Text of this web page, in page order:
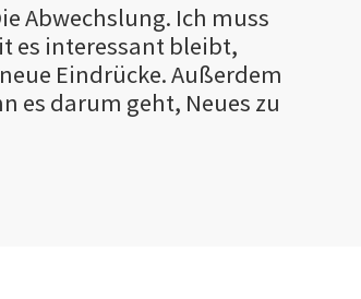
Abwechslung. Ich muss
es interessant bleibt,
Eindrücke. Außerdem
es darum geht, Neues zu